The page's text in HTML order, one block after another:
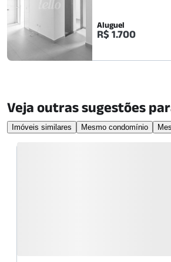
Aluguel
R$ 1.700
Veja outras sugestões
Imóveis similares Mesmo condomínio